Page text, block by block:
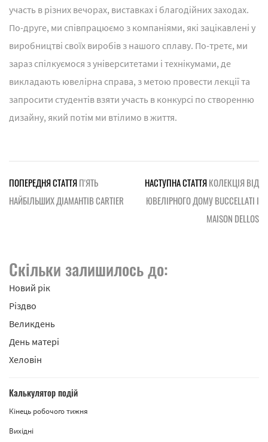
участь в різних вечорах, виставках і благодійних заходах.
По-друге, ми співпрацюємо з компаніями, які зацікавлені у
виробництві своїх виробів з нашого сплаву. По-третє, ми
зараз спілкуємося з університетами і технікумами, де
викладають ювелірна справа, з метою провести лекції та
запросити студентів взяти участь в конкурсі по створенню
дизайну, який потім ми втілимо в життя.
ПОПЕРЕДНЯ СТАТТЯП'ЯТЬ
НАЙБІЛЬШИХ ДІАМАНТІВ CARTIER
НАСТУПНА СТАТТЯКОЛЕКЦІЯ ВІД
ЮВЕЛІРНОГО ДОМУ BUCCELLATI І
MAISON DELLOS
Скільки залишилось до:
Новий рік
Різдво
Великдень
День матері
Хеловін
Калькулятор подій
Кінець робочого тижня
Вихідні